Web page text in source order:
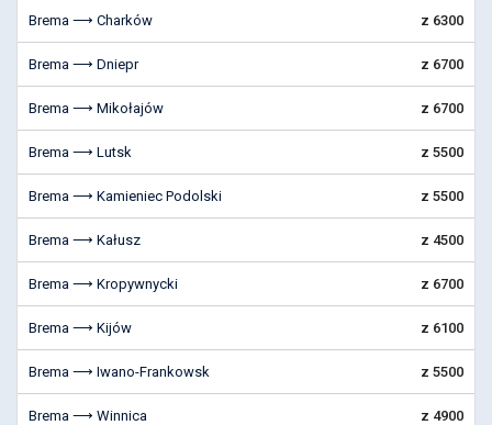
Brema ⟶ Charków z 6300
Brema ⟶ Dniepr z 6700
Brema ⟶ Mikołajów z 6700
Brema ⟶ Lutsk z 5500
Brema ⟶ Kamieniec Podolski z 5500
Brema ⟶ Kałusz z 4500
Brema ⟶ Kropywnycki z 6700
Brema ⟶ Kijów z 6100
Brema ⟶ Iwano-Frankowsk z 5500
Brema ⟶ Winnica z 4900